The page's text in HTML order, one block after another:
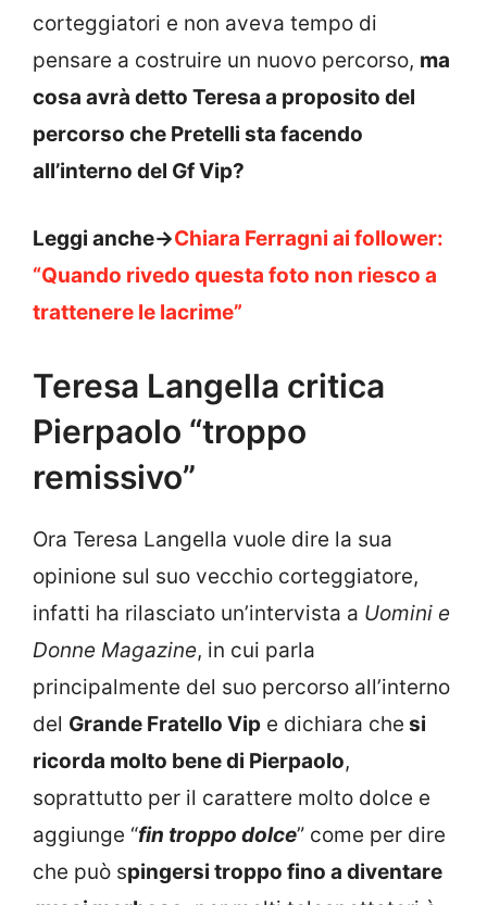
corteggiatori e non aveva tempo di
pensare a costruire un nuovo percorso, ma
cosa avrà detto Teresa a proposito del
percorso che Pretelli sta facendo
all’interno del Gf Vip?
Leggi anche->Chiara Ferragni ai follower:
“Quando rivedo questa foto non riesco a
trattenere le lacrime”
Teresa Langella critica
Pierpaolo “troppo
remissivo”
Ora Teresa Langella vuole dire la sua
opinione sul suo vecchio corteggiatore,
infatti ha rilasciato un’intervista a Uomini e
Donne Magazine, in cui parla
principalmente del suo percorso all’interno
del Grande Fratello Vip e dichiara che si
ricorda molto bene di Pierpaolo,
soprattutto per il carattere molto dolce e
aggiunge “fin troppo dolce” come per dire
che può spingersi troppo fino a diventare